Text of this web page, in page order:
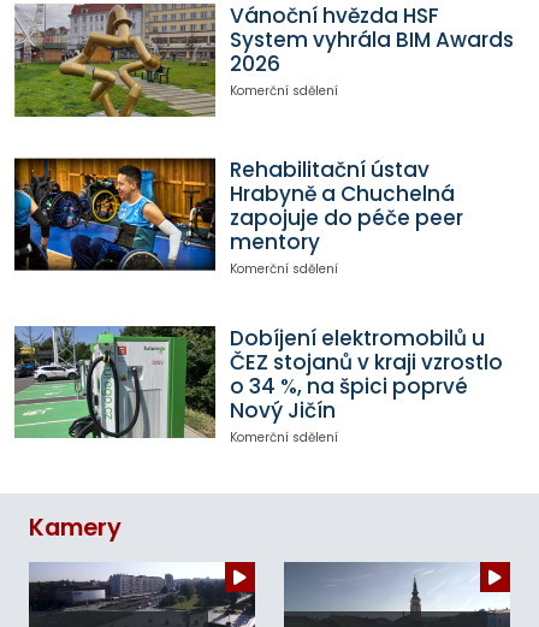
Vánoční hvězda HSF
System vyhrála BIM Awards
2026
Komerční sdělení
Rehabilitační ústav
Hrabyně a Chuchelná
zapojuje do péče peer
mentory
Komerční sdělení
Dobíjení elektromobilů u
ČEZ stojanů v kraji vzrostlo
o 34 %, na špici poprvé
Nový Jičín
Komerční sdělení
Kamery